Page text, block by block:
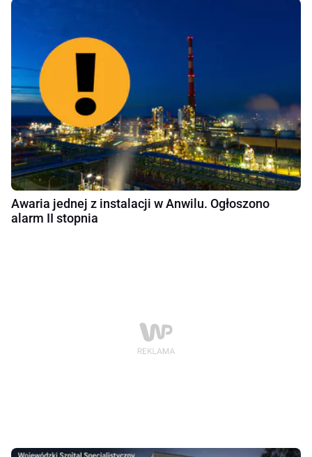
Awaria jednej z instalacji w Anwilu. Ogłoszono
alarm II stopnia